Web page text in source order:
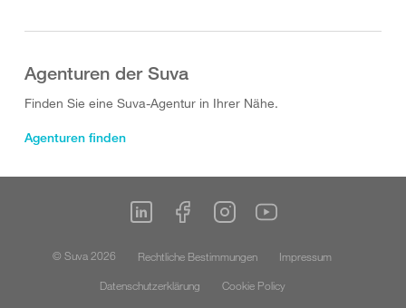
Agenturen der Suva
Finden Sie eine Suva-Agentur in Ihrer Nähe.
Agenturen finden
© Suva 2026 Rechtliche Bestimmungen
Impressum
Datenschutzerklärung
Cookie Policy